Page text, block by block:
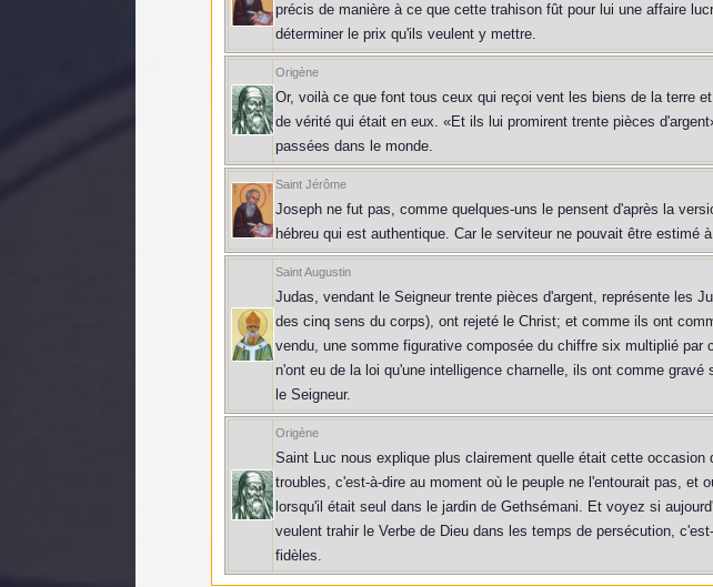
précis de manière à ce que cette trahison fût pour lui une affaire
déterminer le prix qu'ils veulent y mettre.
Origène
Or, voilà ce que font tous ceux qui reçoi vent les biens de la terre
de vérité qui était en eux. «Et ils lui promirent trente pièces
passées dans le monde.
Saint Jérôme
Joseph ne fut pas, comme quelques-uns le pensent d'après la
hébreu qui est authentique. Car le serviteur ne pouvait être estimé
Saint Augustin
Judas, vendant le Seigneur trente pièces d'argent, représente les
des cinq sens du corps), ont rejeté le Christ; et comme ils ont
vendu, une somme figurative composée du chiffre six multiplié
n'ont eu de la loi qu'une intelligence charnelle, ils ont comme
le Seigneur.
Origène
Saint Luc nous explique plus clairement quelle était cette
troubles, c'est-à-dire au moment où le peuple ne l'entourait pas,
lorsqu'il était seul dans le jardin de Gethsémani. Et voyez si
veulent trahir le Verbe de Dieu dans les temps de persécution,
fidèles.